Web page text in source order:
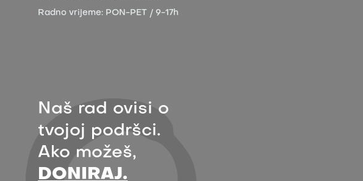
Radno vrijeme: PON-PET / 9-17h
Naš rad ovisi o
tvojoj podršci.
Ako možeš,
DONIRAJ.